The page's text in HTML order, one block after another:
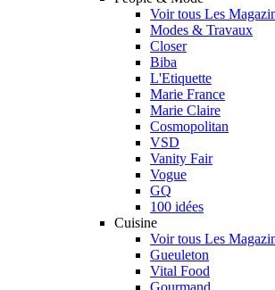
Voir tous Les
Modes & Travaux
Closer
Biba
L'Etiquette
Marie France
Marie Claire
Cosmopolitan
VSD
Vanity Fair
Vogue
GQ
100 idées
Cuisine
Voir tous Les
Gueuleton
Vital Food
Gourmand